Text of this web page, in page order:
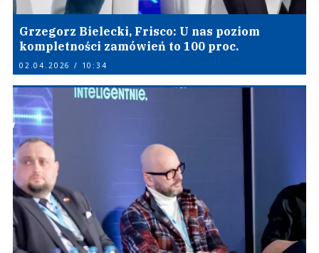
Grzegorz Bielecki, Frisco: U nas poziom
kompletności zamówień to 100 proc.
02.04.2026 / 10:34